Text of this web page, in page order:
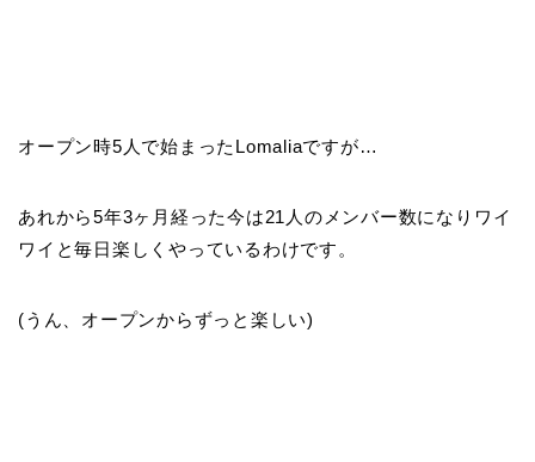
オープン時5人で始まったLomaliaですが…
あれから5年3ヶ月経った今は21人のメンバー数になりワイ
ワイと毎日楽しくやっているわけです。
(うん、オープンからずっと楽しい)